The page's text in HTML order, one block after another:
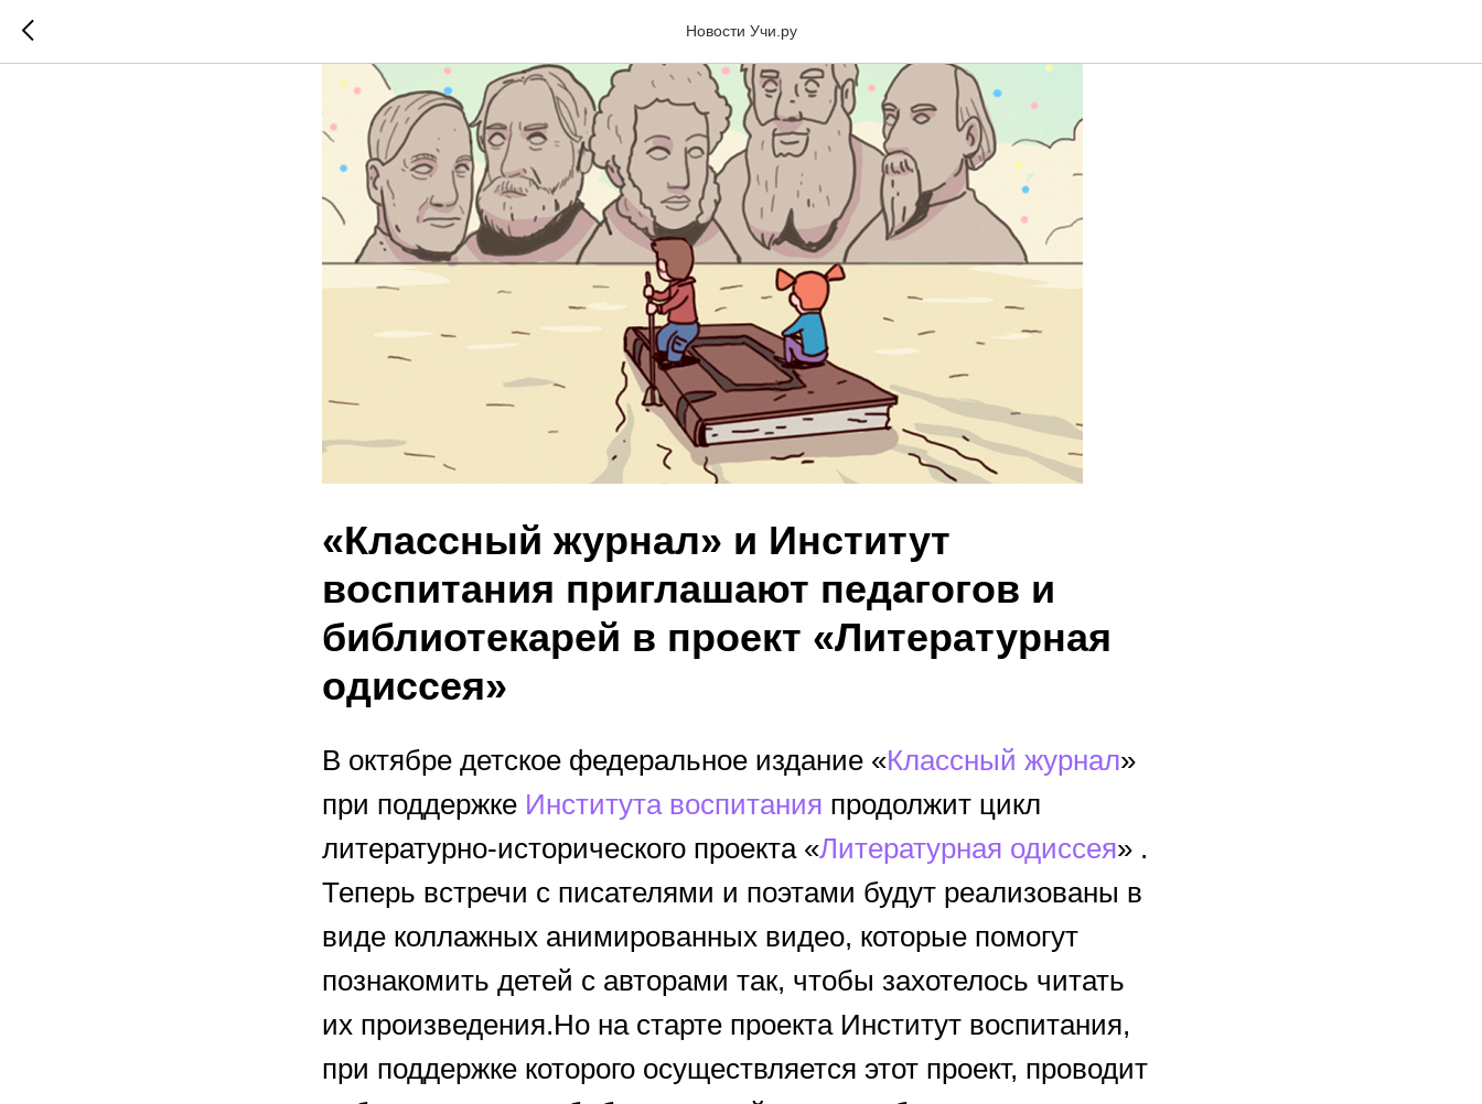
Новости Учи.ру
«Классный журнал» и Институт
воспитания приглашают педагогов и
библиотекарей в проект «Литературная
одиссея»
В октябре детское федеральное издание «Классный журнал»
при поддержке Института воспитания продолжит цикл
литературно-исторического проекта «Литературная одиссея» .
Теперь встречи с писателями и поэтами будут реализованы в
виде коллажных анимированных видео, которые помогут
познакомить детей с авторами так, чтобы захотелось читать
их произведения.Но на старте проекта Институт воспитания,
при поддержке которого осуществляется этот проект, проводит